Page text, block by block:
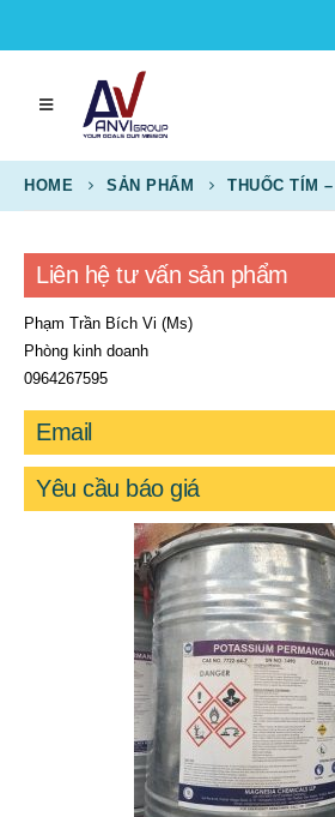
HOME SẢN PHẨM THUỐC TÍM
Liên hệ tư vấn sản phẩm
Phạm Trần Bích Vi (Ms)
Phòng kinh doanh
0964267595
Email
Yêu cầu báo giá